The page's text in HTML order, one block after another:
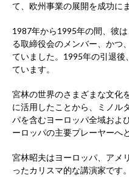
て、欧州事業の展開を成功に
1987年から1995年の間、彼
る取締役会のメンバー、かつ
ていました。1995年の引退後
ています。
宮林の世界のさまざまな文化
に活用したことから、ミノル
パを含むヨーロッパ全域およ
ーロッパの主要プレーヤーへ
宮林昭夫はヨーロッパ、アメ
ったカリスマ的な講演家です